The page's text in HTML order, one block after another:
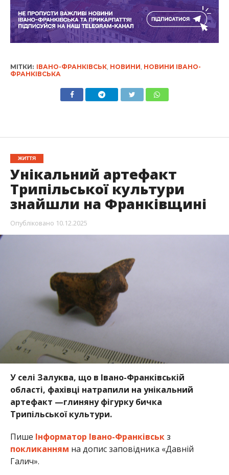
МІТКИ: ІВАНО-ФРАНКІВСЬК, НОВИНИ НОВИНИ ІВАНО-
ФРАНКІВСЬКА
ЖИТТЯ
Унікальний артефакт
Трипільської культури
знайшли на Франківщині
Опубліковано 10.12.2025
У селі Залуква, що в Івано-Франківській
області, фахівці натрапили на унікальний
артефакт —глиняну фігурку бичка
Трипільської культури.
Пише Інформатор Івано-Франківськз
покликанням на допис заповідника «Давній
Галич».